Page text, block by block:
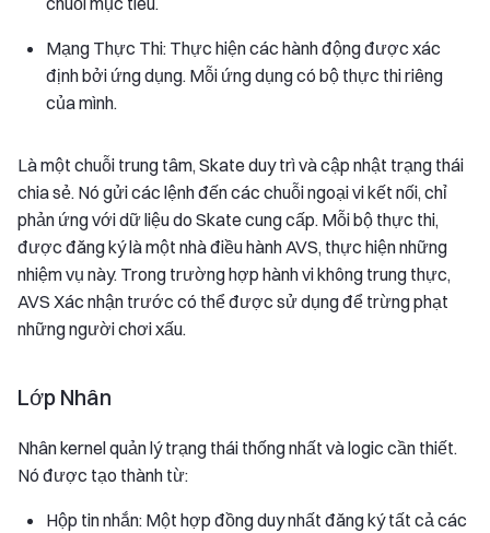
Mạng Thực Thi: Thực hiện các hành động được xác
định bởi ứng dụng. Mỗi ứng dụng có bộ thực thi riêng
của mình.
Là một chuỗi trung tâm, Skate duy trì và cập nhật trạng thái
chia sẻ. Nó gửi các lệnh đến các chuỗi ngoại vi kết nối, chỉ
phản ứng với dữ liệu do Skate cung cấp. Mỗi bộ thực thi,
được đăng ký là một nhà điều hành AVS, thực hiện những
nhiệm vụ này. Trong trường hợp hành vi không trung thực,
AVS Xác nhận trước có thể được sử dụng để trừng phạt
những người chơi xấu.
Lớp Nhân
Nhân kernel quản lý trạng thái thống nhất và logic cần thiết.
Nó được tạo thành từ:
Hộp tin nhắn: Một hợp đồng duy nhất đăng ký tất cả các